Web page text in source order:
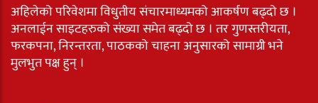
अहिलेको परिवेशमा विधुतीय संचारमाध्यमको आकर्षण बढ्दो छ ।
अनलाईन साइटहरुको संख्या समेत बढ्दो छ । तर गुणस्तरीयता,
फरकपना, निरन्तरता, पाठकको चाहना अनुसारको सामाग्री भने
मुलभुत पक्ष हुन् ।